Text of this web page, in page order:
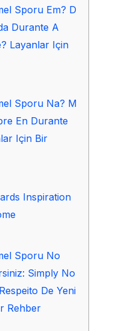
Sporu Em? D
Durante A
Layanlar Için
Sporu Na? M
En Durante
Için Bir
Inspiration
Sporu No
Simply No
De Yeni
Rehber